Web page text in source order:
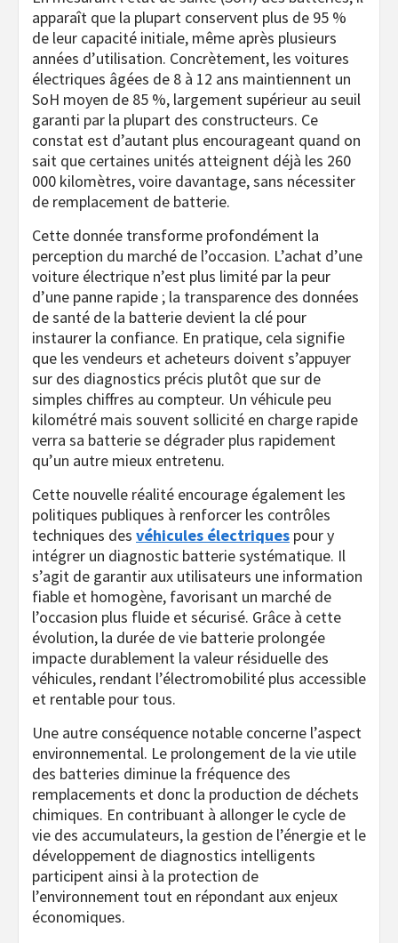
apparaît que la plupart conservent plus de 95 %
de leur capacité initiale, même après plusieurs
années d’utilisation. Concrètement, les voitures
électriques âgées de 8 à 12 ans maintiennent un
SoH moyen de 85 %, largement supérieur au seuil
garanti par la plupart des constructeurs. Ce
constat est d’autant plus encourageant quand on
sait que certaines unités atteignent déjà les 260
000 kilomètres, voire davantage, sans nécessiter
de remplacement de batterie.
Cette donnée transforme profondément la
perception du marché de l’occasion. L’achat d’une
voiture électrique n’est plus limité par la peur
d’une panne rapide ; la transparence des données
de santé de la batterie devient la clé pour
instaurer la confiance. En pratique, cela signifie
que les vendeurs et acheteurs doivent s’appuyer
sur des diagnostics précis plutôt que sur de
simples chiffres au compteur. Un véhicule peu
kilométré mais souvent sollicité en charge rapide
verra sa batterie se dégrader plus rapidement
qu’un autre mieux entretenu.
Cette nouvelle réalité encourage également les
politiques publiques à renforcer les contrôles
techniques des véhicules électriques pour y
intégrer un diagnostic batterie systématique. Il
s’agit de garantir aux utilisateurs une information
fiable et homogène, favorisant un marché de
l’occasion plus fluide et sécurisé. Grâce à cette
évolution, la durée de vie batterie prolongée
impacte durablement la valeur résiduelle des
véhicules, rendant l’électromobilité plus accessible
et rentable pour tous.
Une autre conséquence notable concerne l’aspect
environnemental. Le prolongement de la vie utile
des batteries diminue la fréquence des
remplacements et donc la production de déchets
chimiques. En contribuant à allonger le cycle de
vie des accumulateurs, la gestion de l’énergie et le
développement de diagnostics intelligents
participent ainsi à la protection de
l’environnement tout en répondant aux enjeux
économiques.